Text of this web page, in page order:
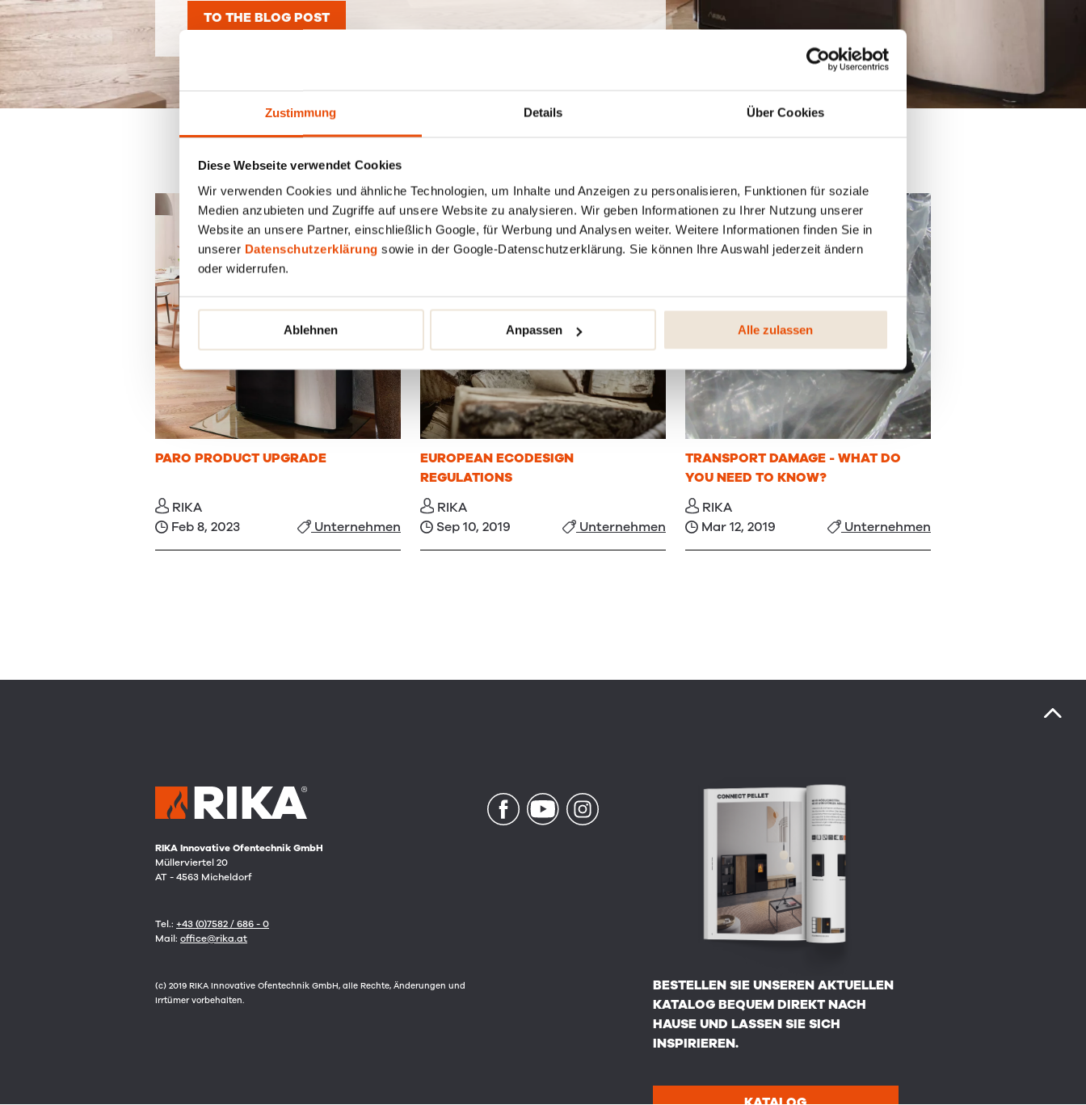
Zustimmung Details Über Cookies
Diese Webseite verwendet Cookies
Wir verwenden Cookies und ähnliche Technologien, um Inhalte und Anzeigen zu personalisieren, Funktionen für soziale
Medien anzubieten und Zugriffe auf unsere Website zu analysieren. Wir geben Informationen zu Ihrer Nutzung unserer
Website an unsere Partner, einschließlich Google, für Werbung und Analysen weiter. Weitere Informationen finden Sie in
unserer Datenschutzerklärung sowie in der Google-Datenschutzerklärung. Sie können Ihre Auswahl jederzeit ändern
oder widerrufen.
Ablehnen Anpassen Alle zulassen
TO THE BLOG POST
PARO PRODUCT UPGRADE
RIKA
Feb 8, 2023
Unternehmen
EUROPEAN ECODESIGN
REGULATIONS
RIKA
Sep 10, 2019
Unternehmen
TRANSPORT DAMAGE - WHAT DO
YOU NEED TO KNOW?
RIKA
Mar 12, 2019
Unternehmen
RIKA Innovative Ofentechnik GmbH
Müllerviertel 20
AT - 4563 Micheldorf
Tel.: +43 (0)7582 / 686 - 0
Mail: office@rika.at
(c) 2019 RIKA Innovative Ofentechnik GmbH, alle Rechte, Änderungen und
Irrtümer vorbehalten.
BESTELLEN SIE UNSEREN AKTUELLEN
KATALOG BEQUEM DIREKT NACH
HAUSE UND LASSEN SIE SICH
INSPIRIEREN.